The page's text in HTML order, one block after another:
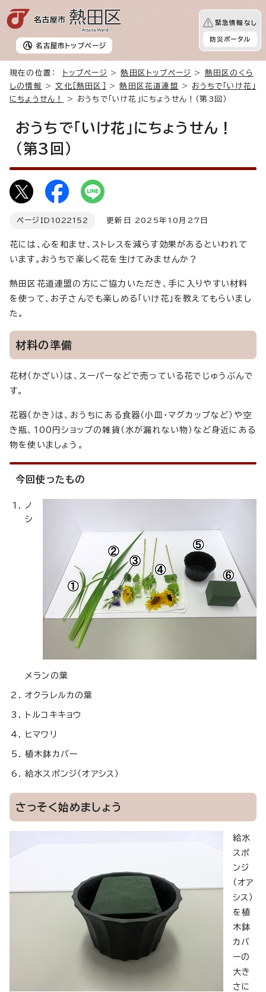
名古屋市 トップページ
緊急情報なし
防災ポータル
現在の位置： トップページ >熱田区トップページ > 熱田区のくら
しの情報
>文化［熱田区］ >熱田区花道連盟 > おうちで「いけ花」
にちょうせん！
> おうちで「いけ花」にちょうせん！（第3回）
おうちで「いけ花」にちょうせん！
（第3回）
ページID 1022152 更新日 2025年10月27日
花には、心を和ませ、ストレスを減らす効果があるといわれて
います。おうちで楽しく花を生けてみませんか？
熱田区花道連盟の方にご協力いただき、手に入りやすい材料
を使って、お子さんでも楽しめる「いけ花」を教えてもらいまし
た。
材料の準備
花材（かざい）は、スーパーなどで売っている花でじゅうぶんで
す。
花器（かき）は、おうちにある食器（小皿・マグカップなど）や空
き瓶、100円ショップの雑貨（水が漏れない物）など身近にある
物を使いましょう。
今回使ったもの
ノ
シ
メランの葉
オクラレルカの葉
トルコキキョウ
ヒマワリ
植木鉢カバー
給水スポンジ（オアシス）
さっそく始めましょう
給水
スポ
ンジ
（オア
シス）
を植
木鉢
カバ
ーの
大き
さに